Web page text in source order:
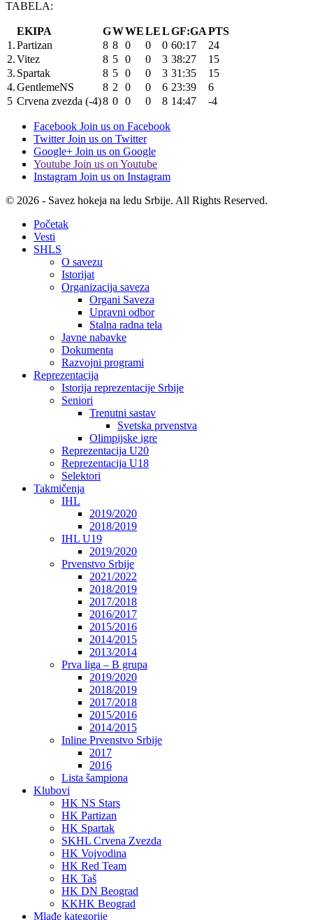
TABELA:
EKIPA GWWELELGF:GAPTS
1.Partizan 8 8 0 0 0 60:17
24
2.Vitez 8 5 0 0 3 38:27
15
3. Spartak 8 5 0 0 3 31:35
15
4.GentlemeNS 8 2 0 0 6 23:39
6
5 Crvena zvezda (-4)8 0 0 0 8 14:47 -4
Facebook Join us on Facebook
Twitter Join us on Twitter
Google+ Join us on Google
Youtube Join us on Youtube
Instagram Join us on Instagram
© 2026 - Savez hokeja na ledu Srbije. All Rights Reserved.
Početak
Vesti
SHLS
O savezu
Istorijat
Organizacija saveza
Organi Saveza
Upravni odbor
Stalna radna tela
Javne nabavke
Dokumenta
Razvojni programi
Reprezentacija
Istorija reprezentacije Srbije
Seniori
Trenutni sastav
Svetska prvenstva
Olimpijske igre
Reprezentacija U20
Reprezentacija U18
Selektori
Takmičenja
IHL
2019/2020
2018/2019
IHL U19
2019/2020
Prvenstvo Srbije
2021/2022
2018/2019
2017/2018
2016/2017
2015/2016
2014/2015
2013/2014
Prva liga – B grupa
2019/2020
2018/2019
2017/2018
2015/2016
2014/2015
Inline Prvenstvo Srbije
2017
2016
Lista šampiona
Klubovi
HK NS Stars
HK Partizan
HK Spartak
SKHL Crvena Zvezda
HK Vojvodina
HK Red Team
HK Taš
HK DN Beograd
KKHK Beograd
Mlađe kategorije